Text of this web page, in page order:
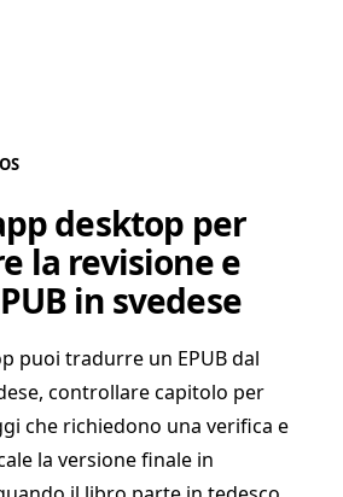
desktop per
la revisione e
in svedese
puoi tradurre un EPUB dal
controllare capitolo per
che richiedono una verifica e
la versione finale in